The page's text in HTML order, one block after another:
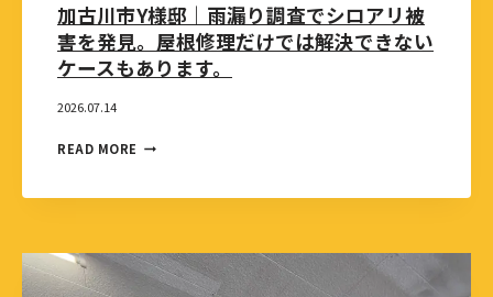
加古川市Y様邸｜雨漏り調査でシロアリ被
害を発見。屋根修理だけでは解決できない
ケースもあります。
2026.07.14
READ MORE